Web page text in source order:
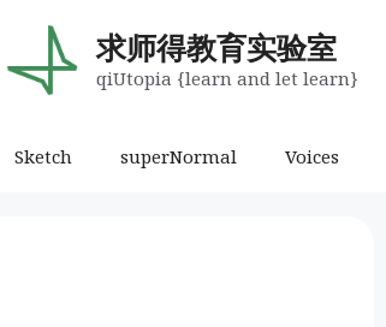
求师得教育实验室
qiUtopia {learn and let learn}
Sketch superNormal Voices